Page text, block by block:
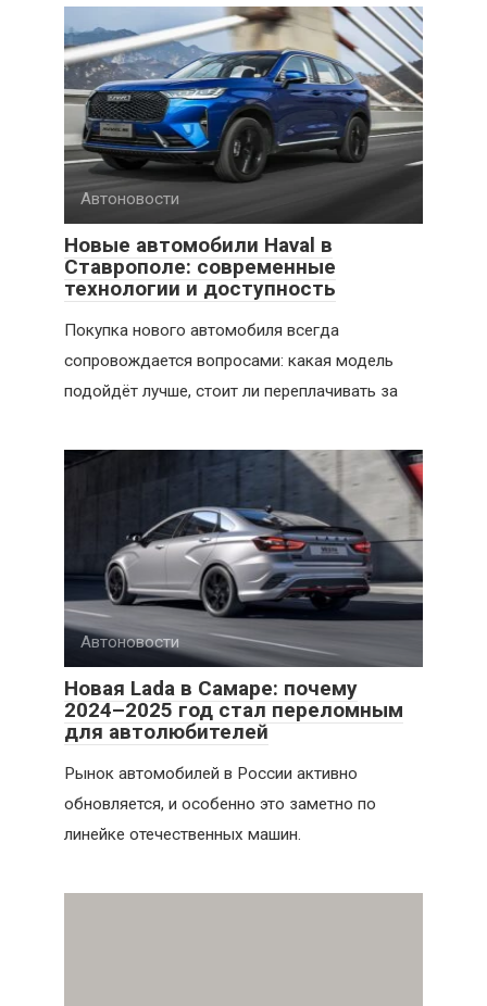
Автоновости
Новые автомобили Haval в
Ставрополе: современные
технологии и доступность
Покупка нового автомобиля всегда
сопровождается вопросами: какая модель
подойдёт лучше, стоит ли переплачивать за
Автоновости
Новая Lada в Самаре: почему
2024–2025 год стал переломным
для автолюбителей
Рынок автомобилей в России активно
обновляется, и особенно это заметно по
линейке отечественных машин.